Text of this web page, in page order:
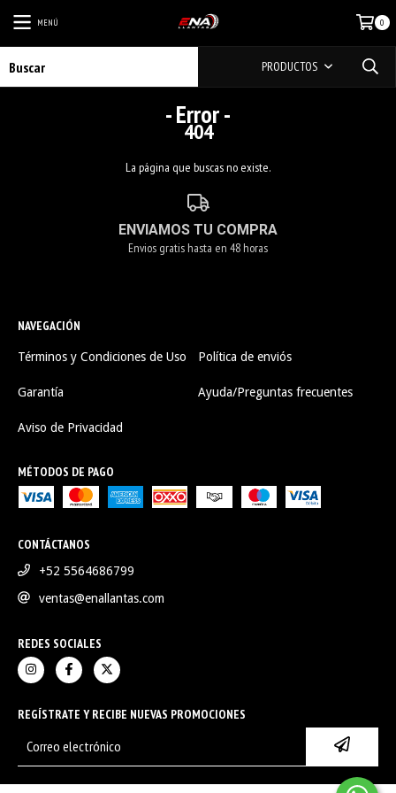
MENÚ 0
PRODUCTOS
- Error -
404
La página que buscas no existe.
ENVIAMOS TU COMPRA
Envios gratis hasta en 48 horas
NAVEGACIÓN
Términos y Condiciones de Uso Política de enviós
Garantía Ayuda/Preguntas frecuentes
Aviso de Privacidad
MÉTODOS DE PAGO
CONTÁCTANOS
+52 5564686799
ventas@enallantas.com
REDES SOCIALES
REGÍSTRATE Y RECIBE NUEVAS PROMOCIONES